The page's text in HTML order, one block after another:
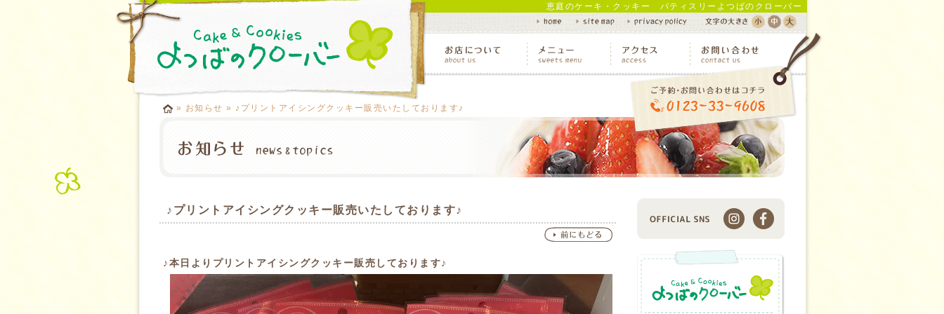
恵庭のケーキ・クッキー パティスリーよつばのクローバー
» お知らせ » ♪プリントアイシングクッキー販売いたしております♪
♪プリントアイシングクッキー販売いたしております♪
♪本日よりプリントアイシングクッキー販売しております♪